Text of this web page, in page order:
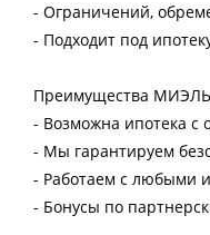
- Ограничений,
- Подходит под
Преимущества
- Возможна ипотека с
- Мы гарантируем
- Работаем с любыми
- Бонусы по